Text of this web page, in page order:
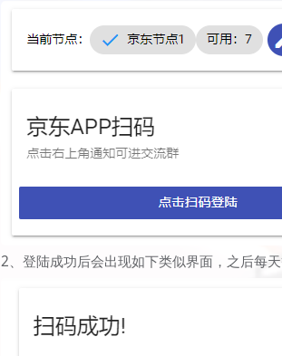
2、登陆成功后会出现如下类似界面，之后每天